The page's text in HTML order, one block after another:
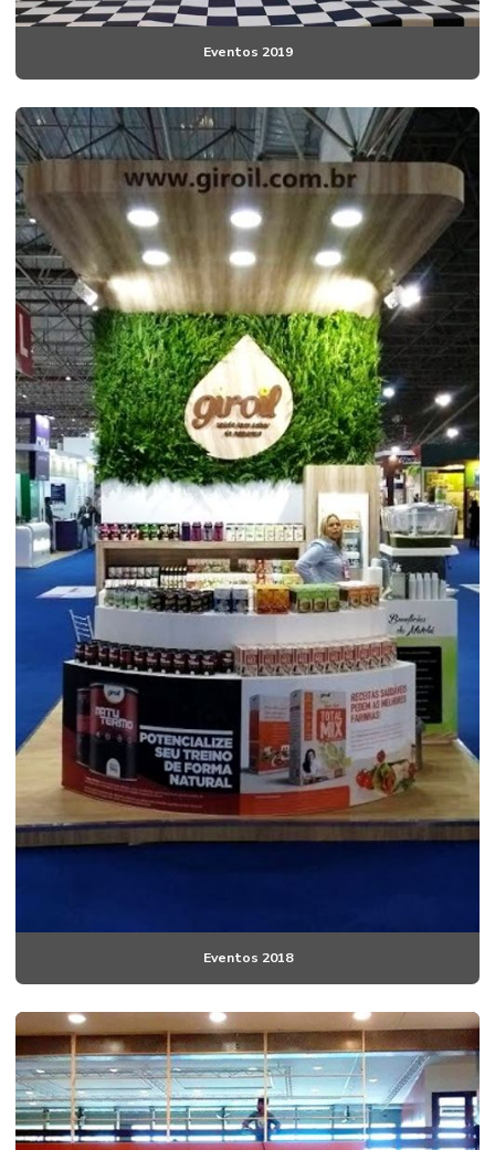
Eventos 2019
Eventos 2018